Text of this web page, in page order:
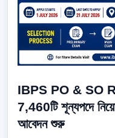
IBPS PO & SO
7,460টি শূন্যপদে
আবেদন শুরু